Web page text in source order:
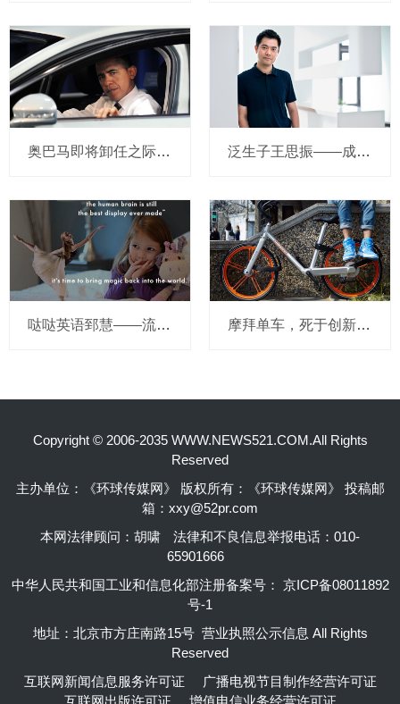
奥巴马即将卸任之际，要让无人驾驶汽车合法化？ 泛生子王思振——成立两年，融资数亿，基因检测如何帮助人类战胜癌症？
哒哒英语郅慧——流量这杯毒酒，你还喝吗？ 摩拜单车，死于创新的一百万种方式
Copyright © 2006-2035 WWW.NEWS521.COM.All Rights
Reserved
主办单位：《环球传媒网》 版权所有：《环球传媒网》 投稿邮
箱：xxy@52pr.com
本网法律顾问：胡啸
法律和不良信息举报电话：010-
65901666
中华人民共和国工业和信息化部注册备案号： 京ICP备08011892
号-1
地址：北京市方庄南路15号 营业执照公示信息 All Rights
Reserved
互联网新闻信息服务许可证
广播电视节目制作经营许可证